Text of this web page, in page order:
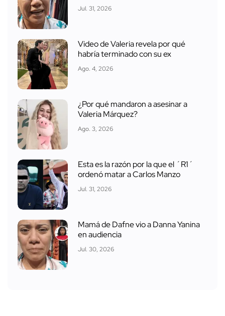
Jul. 31, 2026
Video de Valeria revela por qué
habría terminado con su ex
Ago. 4, 2026
¿Por qué mandaron a asesinar a
Valeria Márquez?
Ago. 3, 2026
Esta es la razón por la que el ´R1´
ordenó matar a Carlos Manzo
Jul. 31, 2026
Mamá de Dafne vio a Danna Yanina
en audiencia
Jul. 30, 2026